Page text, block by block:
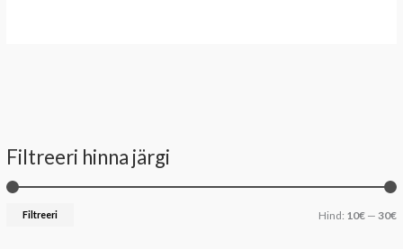
Filtreeri hinna järgi
Filtreeri Hind: 10€— 30€